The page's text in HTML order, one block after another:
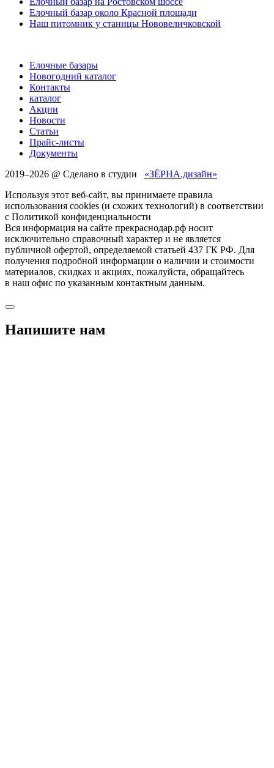
Елочный базар около Красной площади
Наш питомник у станицы Нововеличковской
Елочные базары
Новогодний каталог
Контакты
каталог
Акции
Новости
Статьи
Прайс-листы
Документы
2019–2026 @ Сделано в студии «ЗЁРНА.дизайн»
Используя этот веб-сайт, вы принимаете правила
использования cookies (и схожих технологий) в соответствии
с Политикой конфиденциальности
Вся информация на сайте прекраснодар.рф носит
исключительно справочный характер и не является
публичной офертой, определяемой статьей 437 ГК РФ. Для
получения подробной информации о наличии и стоимости
материалов, скидках и акциях, пожалуйста, обращайтесь
в наш офис по указанным контактным данным.
Напишите нам